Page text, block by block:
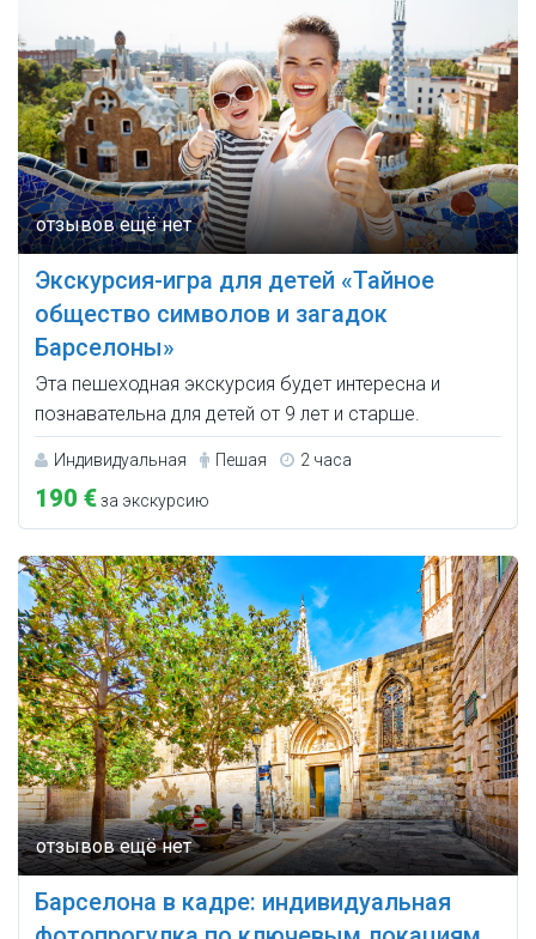
Экскурсия-игра для детей «Тайное
общество символов и загадок
Барселоны»
Эта пешеходная экскурсия будет интересна и
познавательна для детей от 9 лет и старше.
Индивидуальная Пешая 2 часа
190 €за экскурсию
Барселона в кадре: индивидуальная